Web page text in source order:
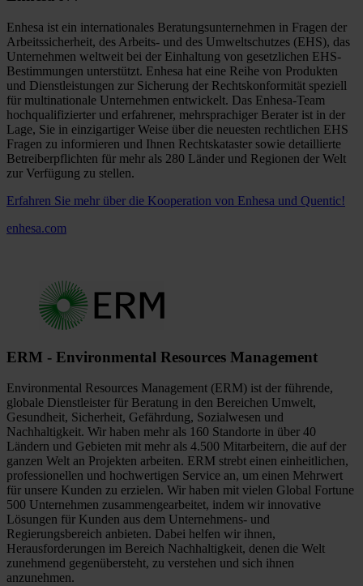
Enhesa ist ein internationales Beratungsunternehmen in Fragen der
Arbeitssicherheit, des Arbeits- und des Umweltschutzes (EHS), das
Unternehmen weltweit bei der Einhaltung von gesetzlichen EHS-
Bestimmungen unterstützt. Enhesa hat eine Reihe von Produkten
und Dienstleistungen zur Sicherung der Rechtskonformität speziell
für multinationale Unternehmen entwickelt. Das Enhesa-Team
hochqualifizierter und erfahrener, mehrsprachiger Berater ist in der
Lage, Sie in einzigartiger Weise über die neuesten rechtlichen EHS
Fragen zu informieren und Ihnen Rechtskataster sowie detaillierte
Betreiberpflichten für mehr als 280 Länder und Regionen der Welt
zur Verfügung zu stellen.
Erfahren Sie mehr über die Kooperation von Enhesa und Quentic!
enhesa.com
ERM - Environmental Resources Management
Environmental Resources Management (ERM) ist der führende,
globale Dienstleister für Beratung in den Bereichen Umwelt,
Gesundheit, Sicherheit, Gefährdung, Sozialwesen und
Nachhaltigkeit. Wir haben mehr als 160 Standorte in über 40
Ländern und Gebieten mit mehr als 4.500 Mitarbeitern, die auf der
ganzen Welt an Projekten arbeiten. ERM strebt einen einheitlichen,
professionellen und hochwertigen Service an, um einen Mehrwert
für unsere Kunden zu erzielen. Wir haben mit vielen Global Fortune
500 Unternehmen zusammengearbeitet, indem wir innovative
Lösungen für Kunden aus dem Unternehmens- und
Regierungsbereich anbieten. Dabei helfen wir ihnen,
Herausforderungen im Bereich Nachhaltigkeit, denen die Welt
zunehmend gegenübersteht, zu verstehen und sich ihnen
anzunehmen.